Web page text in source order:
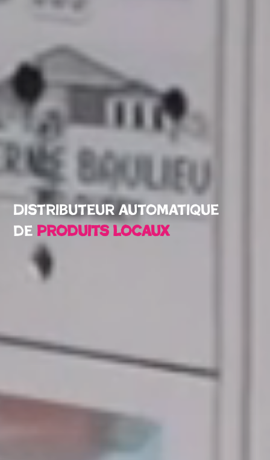
Distributeur automatique
de produits locaux